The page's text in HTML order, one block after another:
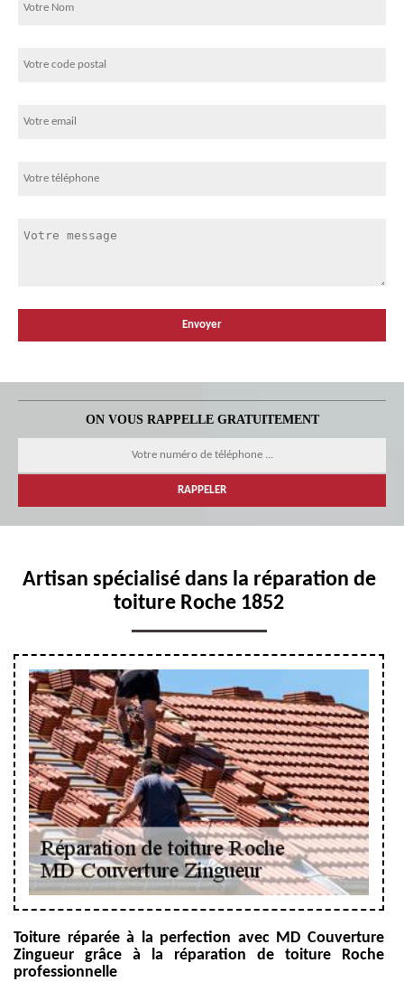
ON VOUS RAPPELLE GRATUITEMENT
Artisan spécialisé dans la réparation de
toiture Roche 1852
Toiture réparée à la perfection avec MD Couverture
Zingueur grâce à la réparation de toiture Roche
professionnelle